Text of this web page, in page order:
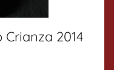
2014